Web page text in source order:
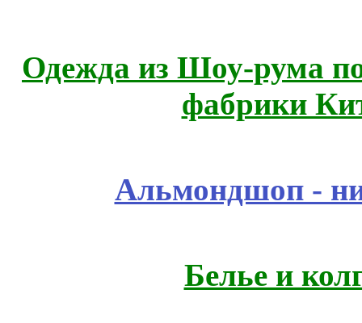
Одежда из Шоу-рума
фабрики
Альмондшоп -
Белье и